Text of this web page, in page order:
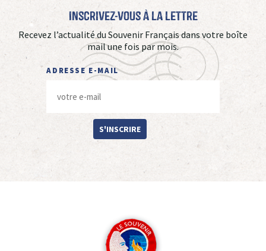
Inscrivez-vous à La Lettre
Recevez l’actualité du Souvenir Français dans votre boîte
mail une fois par mois.
ADRESSE E-MAIL
S'INSCRIRE